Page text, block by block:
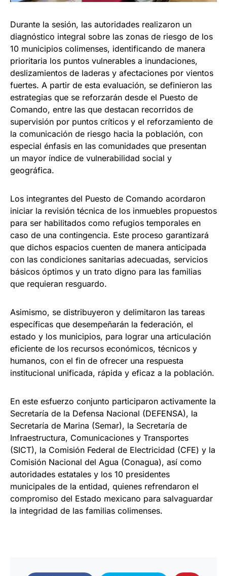
Durante la sesión, las autoridades realizaron un
diagnóstico integral sobre las zonas de riesgo de los
10 municipios colimenses, identificando de manera
prioritaria los puntos vulnerables a inundaciones,
deslizamientos de laderas y afectaciones por vientos
fuertes. A partir de esta evaluación, se definieron las
estrategias que se reforzarán desde el Puesto de
Comando, entre las que destacan recorridos de
supervisión por puntos críticos y el reforzamiento de
la comunicación de riesgo hacia la población, con
especial énfasis en las comunidades que presentan
un mayor índice de vulnerabilidad social y
geográfica.
Los integrantes del Puesto de Comando acordaron
iniciar la revisión técnica de los inmuebles propuestos
para ser habilitados como refugios temporales en
caso de una contingencia. Este proceso garantizará
que dichos espacios cuenten de manera anticipada
con las condiciones sanitarias adecuadas, servicios
básicos óptimos y un trato digno para las familias
que requieran resguardo.
Asimismo, se distribuyeron y delimitaron las tareas
específicas que desempeñarán la federación, el
estado y los municipios, para lograr una articulación
eficiente de los recursos económicos, técnicos y
humanos, con el fin de ofrecer una respuesta
institucional unificada, rápida y eficaz a la población.
En este esfuerzo conjunto participaron activamente la
Secretaría de la Defensa Nacional (DEFENSA), la
Secretaría de Marina (Semar), la Secretaría de
Infraestructura, Comunicaciones y Transportes
(SICT), la Comisión Federal de Electricidad (CFE) y la
Comisión Nacional del Agua (Conagua), así como
autoridades estatales y los 10 presidentes
municipales de la entidad, quienes refrendaron el
compromiso del Estado mexicano para salvaguardar
la integridad de las familias colimenses.